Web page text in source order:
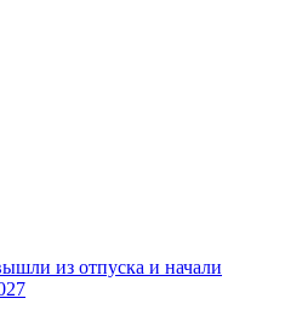
из отпуска и начали